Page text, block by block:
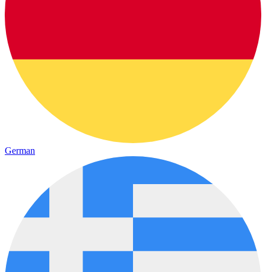
German